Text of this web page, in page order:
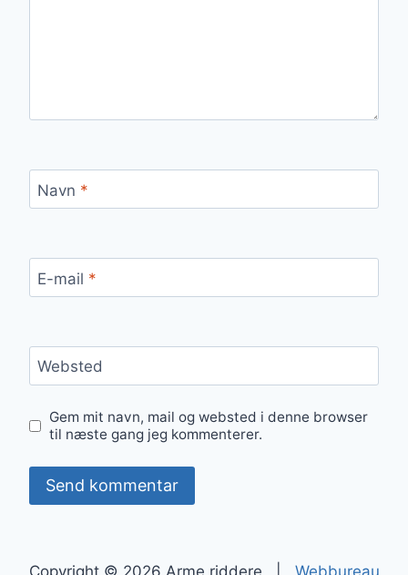
Navn *
E-mail *
Websted
Gem mit navn, mail og websted i denne browser
til næste gang jeg kommenterer.
Copyright © 2026 Arme riddere | Webbureau